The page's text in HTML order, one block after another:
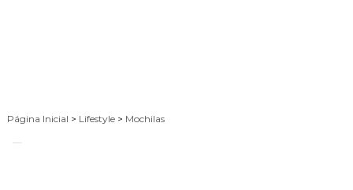
Página Inicial > Lifestyle > Mochilas